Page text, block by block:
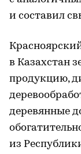
и составил
в Казахстан
продукцию,
деревянные
из